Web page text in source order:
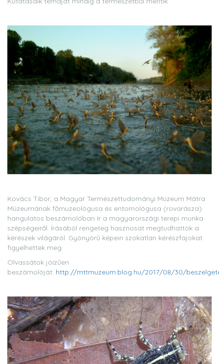
Kovács Tibor, a Magyar Természettudományi Múzeum Mátra
Múzeumának főmuzeológusa és entomológusa (rovarásza)
hangulatos beszámolóban ír a magyarországi terepi munka
szépségeiről. Írásából rengeteg hasznosat megtudhattok a
kérészek világáról. Gyönyörű képein szokatlan kérészfajokat
figyelhettek meg.
Olvassátok jóízűen
beszámolóját: http://mttmuzeum.blog.hu/2017/08/30/